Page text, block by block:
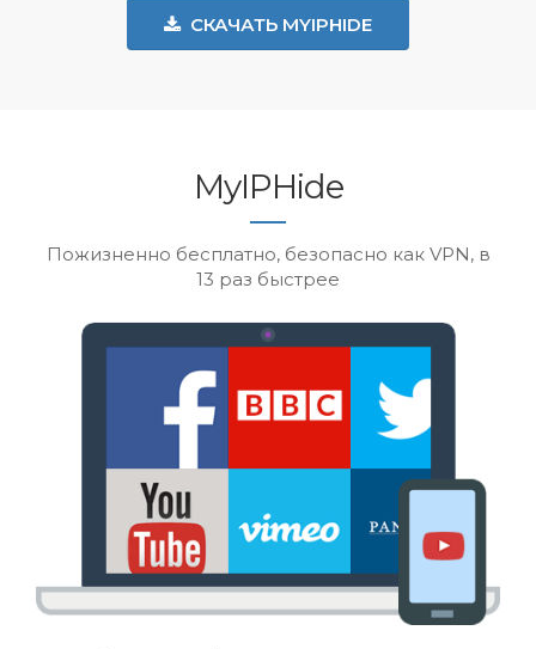
СКАЧАТЬ MYIPHIDE
MyIPHide
Пожизненно бесплатно, безопасно как VPN, в
13 раз быстрее